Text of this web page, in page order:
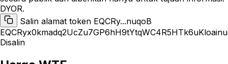
DYOR.
Salin alamat token EQCRy...nuqoB
Disalin